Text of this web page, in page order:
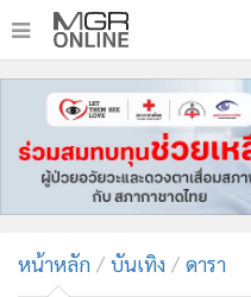
หน้าหลัก
ทันเหตุการณ์
• ภาคใต้
• บันเทิง
หน้าหลัก บันเทิง ดารา